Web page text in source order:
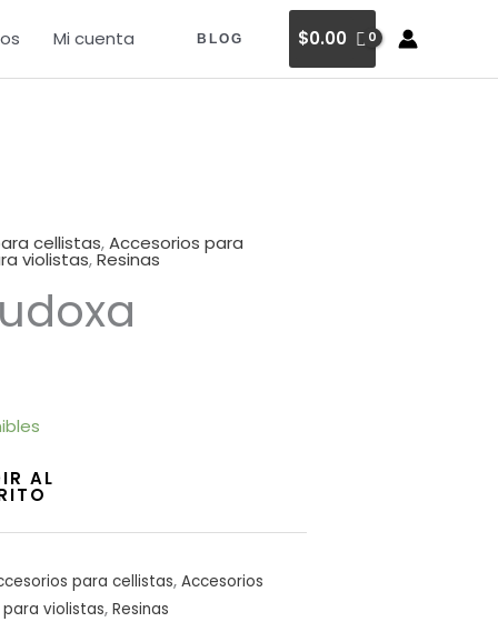
Mi cuenta BLOG $0.00
cellistas,Accesorios para
violistas,Resinas
AL
para cellistas, Accesorios
violistas, Resinas